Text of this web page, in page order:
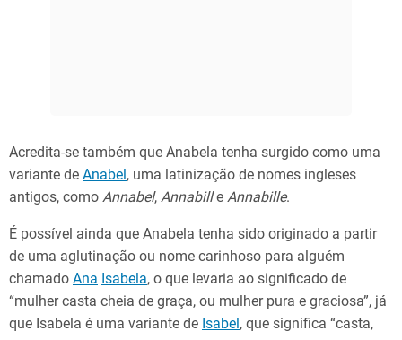
Acredita-se também que Anabela tenha surgido como uma
variante de Anabel , uma latinização de nomes ingleses
antigos, como Annabel, Annabille Annabille.
É possível ainda que Anabela tenha sido originado a partir
de uma aglutinação ou nome carinhoso para alguém
chamado Ana Isabela, o que levaria ao significado de
“mulher casta cheia de graça, ou mulher pura e graciosa”, já
que Isabela é uma variante de Isabel , que significa “casta,